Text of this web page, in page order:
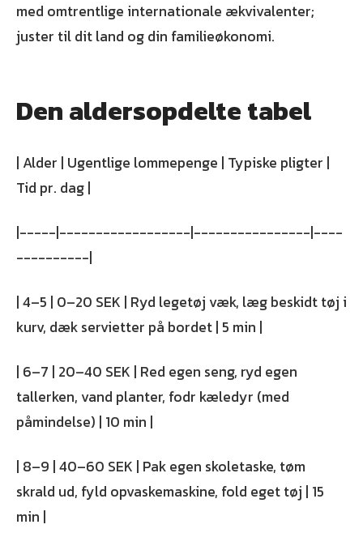
med omtrentlige internationale ækvivalenter;
juster til dit land og din familieøkonomi.
Den aldersopdelte tabel
| Alder | Ugentlige lommepenge | Typiske pligter |
Tid pr. dag |
|-----|------------------|----------------|----
----------|
| 4–5 | 0–20 SEK | Ryd legetøj væk, læg beskidt tøj i
kurv, dæk servietter på bordet | 5 min |
| 6–7 | 20–40 SEK | Red egen seng, ryd egen
tallerken, vand planter, fodr kæledyr (med
påmindelse) | 10 min |
| 8–9 | 40–60 SEK | Pak egen skoletaske, tøm
skrald ud, fyld opvaskemaskine, fold eget tøj | 15
min |